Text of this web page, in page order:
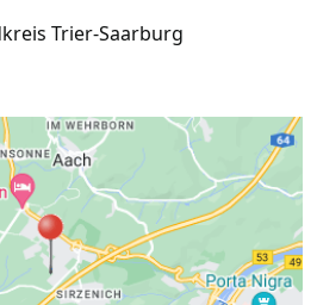
Trier-Saarburg